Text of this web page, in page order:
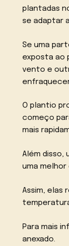
plantadas
se adaptar
Se uma
exposta ao
vento e
O plantio
começo
mais
Além disso,
uma
Assim, elas
Para mais
anexado.